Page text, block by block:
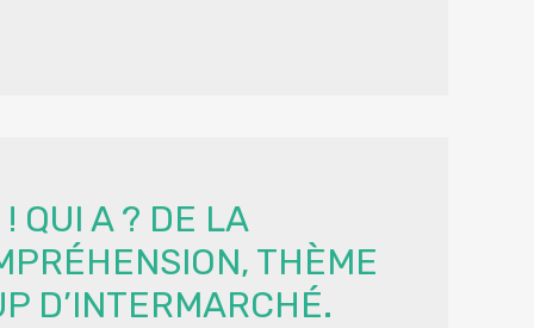
! QUI A ? DE LA
THÈME
D’INTERMARCHÉ.